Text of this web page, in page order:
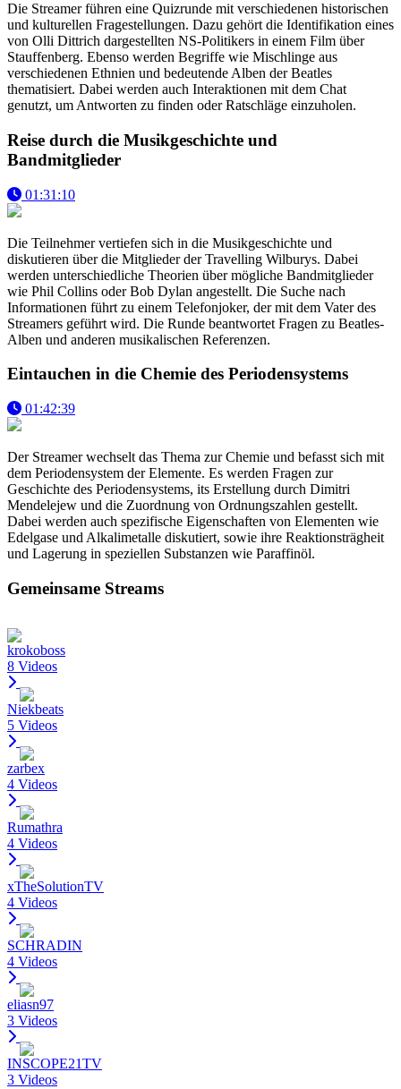
Die Streamer führen eine Quizrunde mit verschiedenen historischen
und kulturellen Fragestellungen. Dazu gehört die Identifikation eines
von Olli Dittrich dargestellten NS-Politikers in einem Film über
Stauffenberg. Ebenso werden Begriffe wie Mischlinge aus
verschiedenen Ethnien und bedeutende Alben der Beatles
thematisiert. Dabei werden auch Interaktionen mit dem Chat
genutzt, um Antworten zu finden oder Ratschläge einzuholen.
Reise durch die Musikgeschichte und
Bandmitglieder
01:31:10
Die Teilnehmer vertiefen sich in die Musikgeschichte und
diskutieren über die Mitglieder der Travelling Wilburys. Dabei
werden unterschiedliche Theorien über mögliche Bandmitglieder
wie Phil Collins oder Bob Dylan angestellt. Die Suche nach
Informationen führt zu einem Telefonjoker, der mit dem Vater des
Streamers geführt wird. Die Runde beantwortet Fragen zu Beatles-
Alben und anderen musikalischen Referenzen.
Eintauchen in die Chemie des Periodensystems
01:42:39
Der Streamer wechselt das Thema zur Chemie und befasst sich mit
dem Periodensystem der Elemente. Es werden Fragen zur
Geschichte des Periodensystems, its Erstellung durch Dimitri
Mendelejew und die Zuordnung von Ordnungszahlen gestellt.
Dabei werden auch spezifische Eigenschaften von Elementen wie
Edelgase und Alkalimetalle diskutiert, sowie ihre Reaktionsträgheit
und Lagerung in speziellen Substanzen wie Paraffinöl.
Gemeinsame Streams
krokoboss
8 Videos
Niekbeats
5 Videos
zarbex
4 Videos
Rumathra
4 Videos
xTheSolutionTV
4 Videos
SCHRADIN
4 Videos
eliasn97
3 Videos
INSCOPE21TV
3 Videos